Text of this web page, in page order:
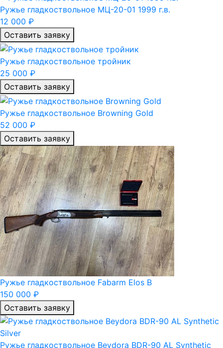
Ружье гладкоствольное МЦ-20-01 1999 г.в.
12 000 ₽
Оставить заявку
Ружье гладкоствольное тройник
25 000 ₽
Оставить заявку
Ружье гладкоствольное Browning Gold
52 000 ₽
Оставить заявку
Ружье гладкоствольное Fabarm Elos B
150 000 ₽
Оставить заявку
Ружье гладкоствольное Beydora BDR-90 AL Synthetic